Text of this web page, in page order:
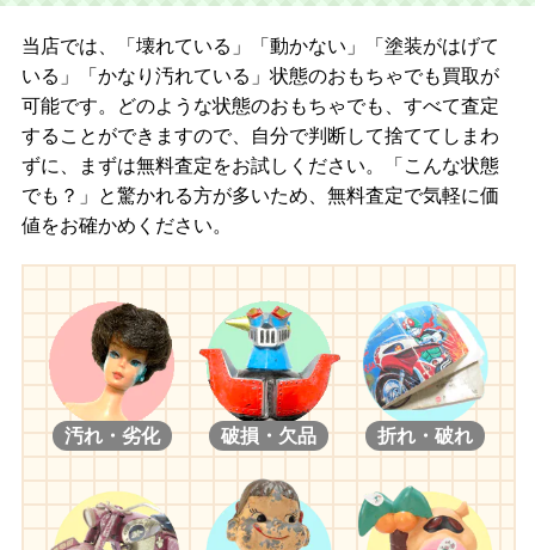
当店では、「壊れている」「動かない」「塗装がはげて
いる」「かなり汚れている」状態のおもちゃでも買取が
可能です。どのような状態のおもちゃでも、すべて査定
することができますので、自分で判断して捨ててしまわ
ずに、まずは無料査定をお試しください。「こんな状態
でも？」と驚かれる方が多いため、無料査定で気軽に価
値をお確かめください。
汚れ・劣化 破損・欠品 折れ・破れ